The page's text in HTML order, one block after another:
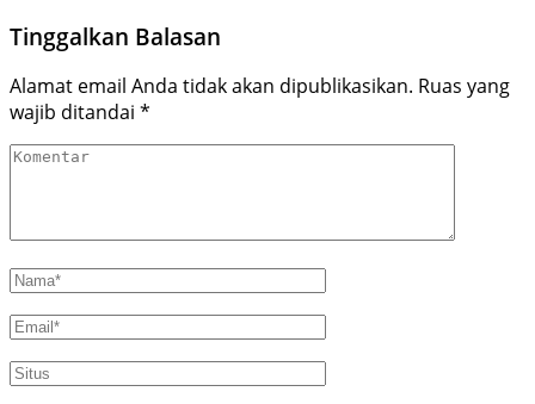
Tinggalkan Balasan
Alamat email Anda tidak akan dipublikasikan. Ruas yang
wajib ditandai *